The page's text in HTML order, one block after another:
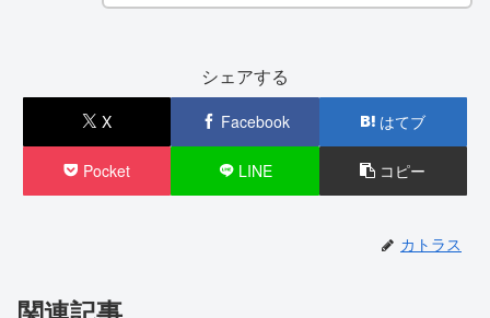
シェアする
X Facebook はてブ
Pocket LINE コピー
カトラス